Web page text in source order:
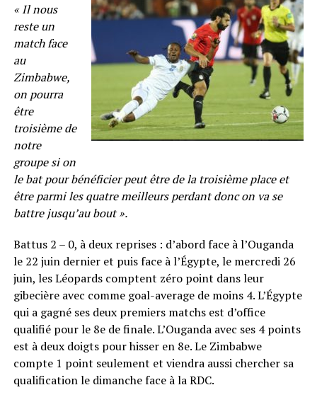
« Il nous
reste un
match face
au
Zimbabwe,
on pourra
être
troisième de
notre
groupe si on
le bat pour bénéficier peut être de la troisième place et
être parmi les quatre meilleurs perdant donc on va se
battre jusqu’au bout ».
Battus 2 – 0, à deux reprises : d’abord face à l’Ouganda
le 22 juin dernier et puis face à l’Égypte, le mercredi 26
juin, les Léopards comptent zéro point dans leur
gibecière avec comme goal-average de moins 4. L’Égypte
qui a gagné ses deux premiers matchs est d’office
qualifié pour le 8e de finale. L’Ouganda avec ses 4 points
est à deux doigts pour hisser en 8e. Le Zimbabwe
compte 1 point seulement et viendra aussi chercher sa
qualification le dimanche face à la RDC.